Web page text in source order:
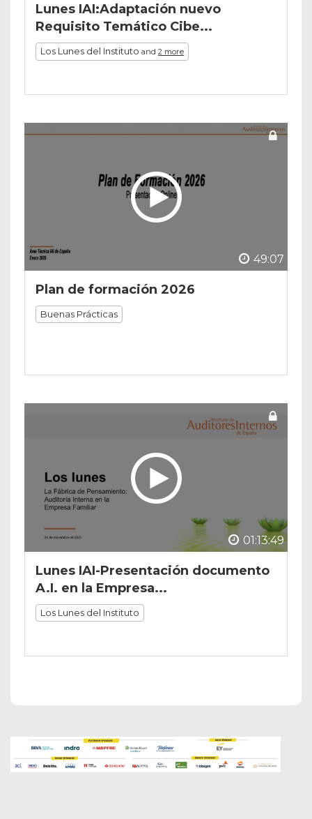
Lunes IAI:Adaptación nuevo
Requisito Temático Cibe...
Los Lunes del Instituto and 2 more
49:07
Plan de formación 2026
Buenas Prácticas
01:13:49
Lunes IAI-Presentación documento
A.I. en la Empresa...
Los Lunes del Instituto